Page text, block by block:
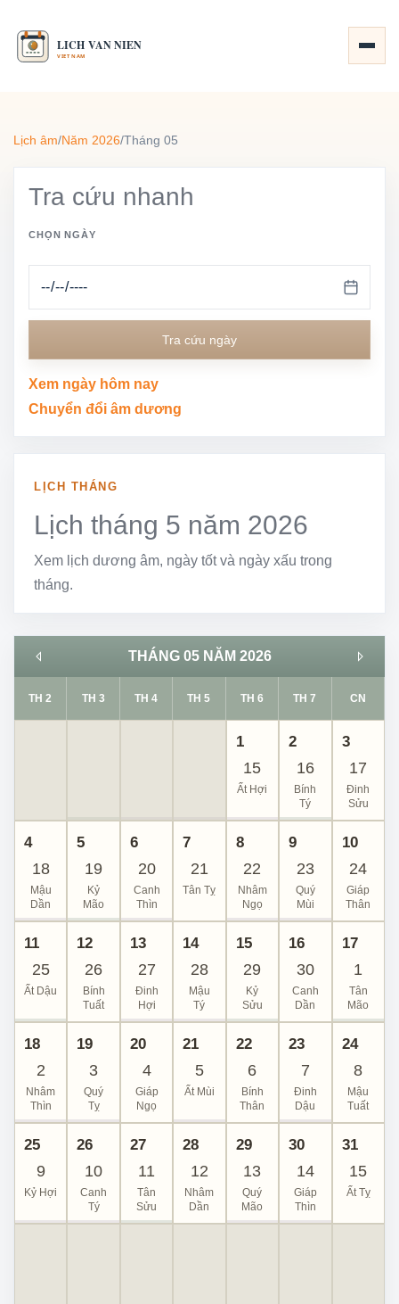
Lịch âm/Năm 2026/Tháng 05
Tra cứu nhanh
CHỌN NGÀY
Tra cứu ngày
Xem ngày hôm nay
Chuyển đổi âm dương
LỊCH THÁNG
Lịch tháng 5 năm 2026
Xem lịch dương âm, ngày tốt và ngày xấu trong
tháng.
THÁNG 05 NĂM 2026
TH 2 TH 3 TH 4 TH 5 TH 6 TH 7 CN
1
15
Ất Hợi
2
16
Bính
Tý
3
17
Đinh
Sửu
4
18
Mậu
Dần
5
19
Kỷ
Mão
6
20
Canh
Thìn
7
21
Tân Tỵ
8
22
Nhâm
Ngọ
9
23
Quý
Mùi
10
24
Giáp
Thân
11
25
Ất Dậu
12
26
Bính
Tuất
13
27
Đinh
Hợi
14
28
Mậu
Tý
15
29
Kỷ
Sửu
16
30
Canh
Dần
17
1
Tân
Mão
18
2
Nhâm
Thìn
19
3
Quý
Tỵ
20
4
Giáp
Ngọ
21
5
Ất Mùi
22
6
Bính
Thân
23
7
Đinh
Dậu
24
8
Mậu
Tuất
25
9
Kỷ Hợi
26
10
Canh
Tý
27
11
Tân
Sửu
28
12
Nhâm
Dần
29
13
Quý
Mão
30
14
Giáp
Thìn
31
15
Ất Tỵ